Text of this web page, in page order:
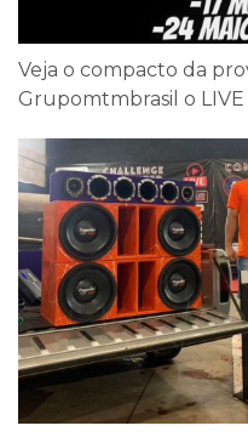
Veja o compacto da
Grupomtmbrasil o